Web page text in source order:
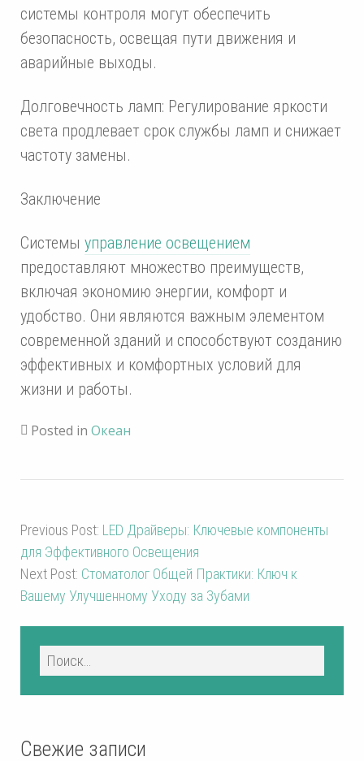
системы контроля могут обеспечить
безопасность, освещая пути движения и
аварийные выходы.
Долговечность ламп: Регулирование яркости
света продлевает срок службы ламп и снижает
частоту замены.
Заключение
Системы управление освещением
предоставляют множество преимуществ,
включая экономию энергии, комфорт и
удобство. Они являются важным элементом
современной зданий и способствуют созданию
эффективных и комфортных условий для
жизни и работы.
Posted in Океан
Previous Post: LED Драйверы: Ключевые компоненты
для Эффективного Освещения
Next Post: Стоматолог Общей Практики: Ключ к
Вашему Улучшенному Уходу за Зубами
Свежие записи